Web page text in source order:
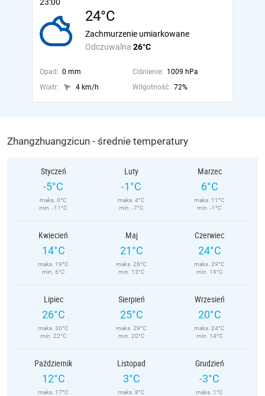
24°C
Odczuwalna 26°C
Zachmurzenie umiarkowane
Opad: 0 mm Ciśnienie: 1009 hPa
Wiatr:
4 km/h Wilgotność: 72%
Zhangzhuangzicun - średnie temperatury
Styczeń
-5°C
maks. 0°C
min. -11°C
Luty
-1°C
maks. 4°C
min. -7°C
Marzec
6°C
maks. 11°C
min. -1°C
Kwiecień
14°C
maks. 19°C
min. 6°C
Maj
21°C
maks. 26°C
min. 13°C
Czerwiec
24°C
maks. 29°C
min. 19°C
Lipiec
26°C
maks. 30°C
min. 22°C
Sierpień
25°C
maks. 29°C
min. 20°C
Wrzesień
20°C
maks. 24°C
min. 14°C
Październik
12°C
maks. 17°C
Listopad
3°C
maks. 8°C
Grudzień
-3°C
maks. 1°C